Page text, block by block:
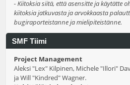
- Kiitoksia siitä, että asensitte ja käytätte
kiitoksia jatkuvasta ja arvokkaasta
bugiraporteistanne ja mielipiteistänne.
SMF Tiimi
Project Management
Aleksi "Lex" Kilpinen, Michele "Illori"
ja Will "Kindred" Wagner.